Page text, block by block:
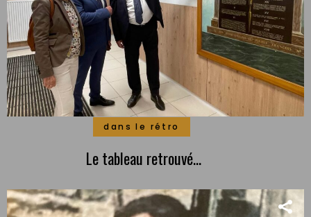
dans le rétro
Le tableau retrouvé…